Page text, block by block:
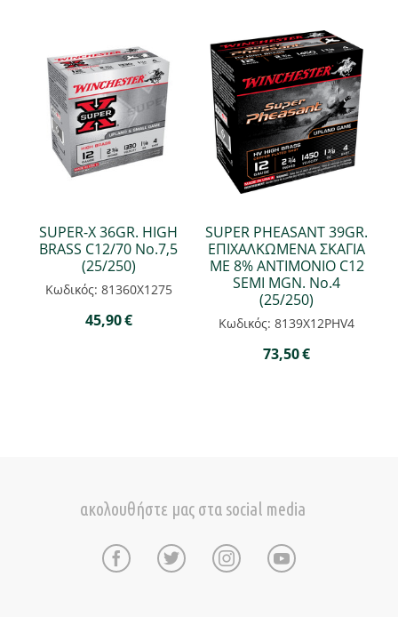
SUPER-Χ 36GR. HIGH
BRASS C12/70 Νο.7,5
(25/250)
Κωδικός: 81360Χ1275
45,90€
SUPER PHEASANT 39GR.
ΕΠΙΧΑΛΚΩΜΕΝΑ ΣΚΑΓΙΑ
ΜΕ 8% ANTIMONIO C12
SEMI MGN. Νο.4
(25/250)
Κωδικός: 8139X12PHV4
73,50€
ακολουθήστε μας στα social media